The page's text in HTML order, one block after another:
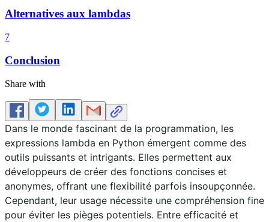
Alternatives aux lambdas
7
Conclusion
Share with
Dans le monde fascinant de la programmation, les
expressions lambda en Python émergent comme des
outils puissants et intrigants. Elles permettent aux
développeurs de créer des fonctions concises et
anonymes, offrant une flexibilité parfois insoupçonnée.
Cependant, leur usage nécessite une compréhension fine
pour éviter les pièges potentiels. Entre efficacité et